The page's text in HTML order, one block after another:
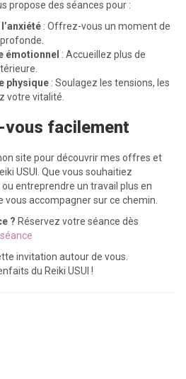
propose des séances pour :
: Offrez-vous un moment de
émotionnel : Accueillez plus de
physique : Soulagez les tensions, les
votre vitalité.
vous facilement
site pour découvrir mes offres et
USUI. Que vous souhaitiez
entreprendre un travail plus en
vous accompagner sur ce chemin.
? Réservez votre séance dès
invitation autour de vous.
du Reiki USUI !